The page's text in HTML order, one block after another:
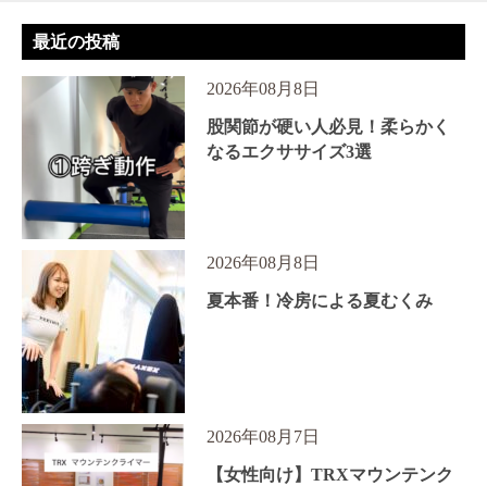
最近の投稿
2026年08月8日
股関節が硬い人必見！柔らかく
なるエクササイズ3選
2026年08月8日
夏本番！冷房による夏むくみ
2026年08月7日
【女性向け】TRXマウンテンク